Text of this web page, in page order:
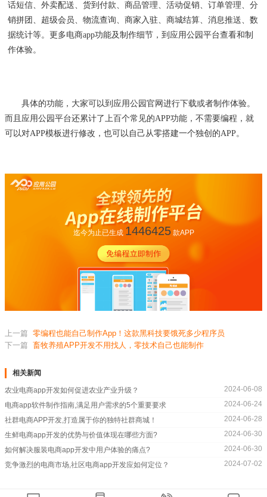
话短信、 外卖配送、 货到付款、 商品管理、 活动促销、 订单管理、 分
销拼团 、 超级会员、 物流查询、 商家入驻、 商城结算、 消息推送、 数
据统计等。 更多电商app功能及制作细节 ， 到应用公园平台查看和制
作体验。
具体的功能，大家可以到应用公园官网进行下载或者制作体验。
而且应用公园平台还累计了上百个常见的APP功能，不需要编程，就
可以对APP模板进行修改，也可以自己从零搭建一个独创的APP。
迄今为止已生成 1446425款APP
上一篇 零编程也能自己制作App！这款黑科技要饿死多少程序员
下一篇 畜牧养殖APP开发不用找人，零技术自己也能制作
相关新闻
农业电商app开发如何促进农业产业升级？
2024-06-08
电商app软件制作指南,满足用户需求的5个重要要求
2024-06-24
社群电商APP开发,打造属于你的独特社群商城！
2024-06-28
生鲜电商app开发的优势与价值体现在哪些方面?
2024-06-30
如何解决服装电商app开发中用户体验的痛点?
2024-06-30
竞争激烈的电商市场,社区电商app开发应如何定位？
2024-07-02